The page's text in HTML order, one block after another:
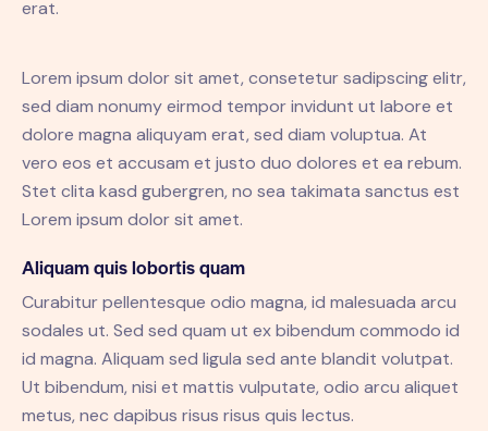
erat.
Lorem ipsum dolor sit amet, consetetur sadipscing elitr,
sed diam nonumy eirmod tempor invidunt ut labore et
dolore magna aliquyam erat, sed diam voluptua. At
vero eos et accusam et justo duo dolores et ea rebum.
Stet clita kasd gubergren, no sea takimata sanctus est
Lorem ipsum dolor sit amet.
Aliquam quis lobortis quam
Curabitur pellentesque odio magna, id malesuada arcu
sodales ut. Sed sed quam ut ex bibendum commodo id
id magna. Aliquam sed ligula sed ante blandit volutpat.
Ut bibendum, nisi et mattis vulputate, odio arcu aliquet
metus, nec dapibus risus risus quis lectus.